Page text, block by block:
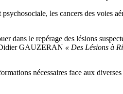
les cancers des voies
dans le repérage des lésions
Didier GAUZERAN « Des Lésions à
nécessaires face aux